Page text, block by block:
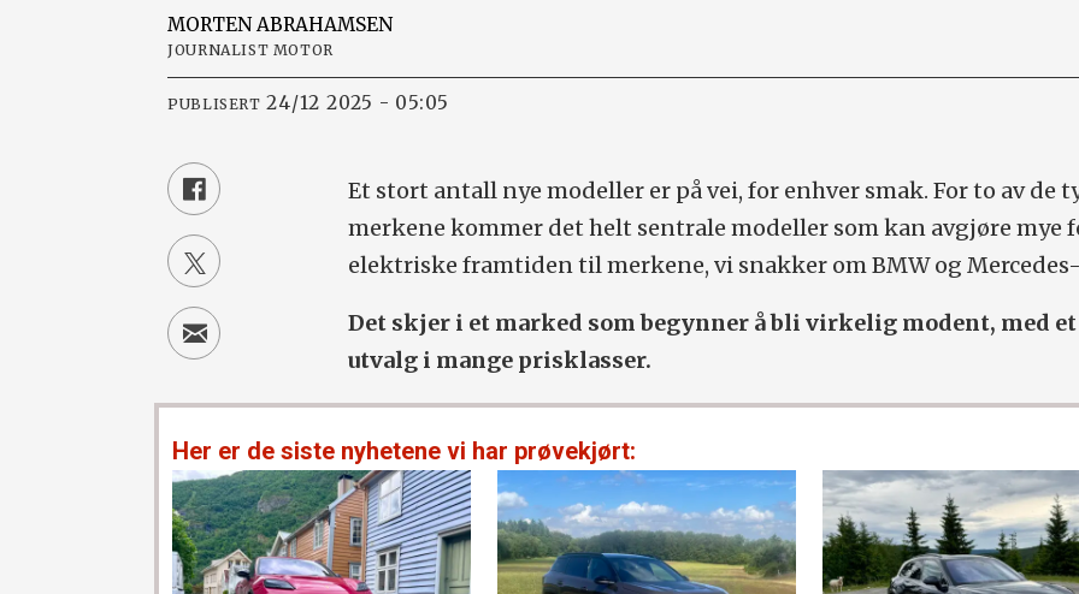
MORTEN ABRAHAMSEN
JOURNALIST MOTOR
PUBLISERT 24/12 2025 - 05:05
Et stort antall nye modeller er på vei, for enhver smak. For to av de
merkene kommer det helt sentrale modeller som kan avgjøre mye
elektriske framtiden til merkene, vi snakker om BMW og
Det skjer i et marked som begynner å bli virkelig modent, med
utvalg i mange prisklasser.
Her er de siste nyhetene vi har prøvekjørt: